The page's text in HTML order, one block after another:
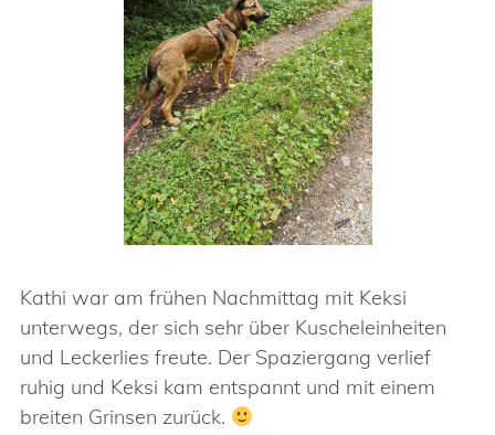
Kathi war am frühen Nachmittag mit Keksi
unterwegs, der sich sehr über Kuscheleinheiten
und Leckerlies freute. Der Spaziergang verlief
ruhig und Keksi kam entspannt und mit einem
breiten Grinsen zurück.